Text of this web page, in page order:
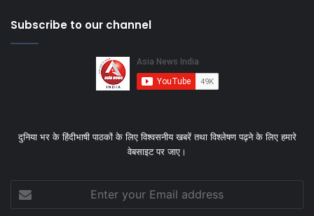
Subscribe to our channel
दुनिया भर के हिंदीभाषी पाठकों के लिए विश्‍वसनीय खबरें तथा विश्लेषण पढ़ने के लिए हमारे
वेबसाइट पर जाए।
your